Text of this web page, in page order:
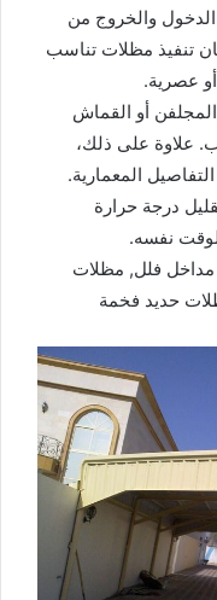
الدخول والخروج من
تنفيذ مظلات تناسب
عصرية.
أو القماش
علاوة على ذلك،
المعمارية.
درجة حرارة
نفسه.
فلل, مظلات
حديد فخمة